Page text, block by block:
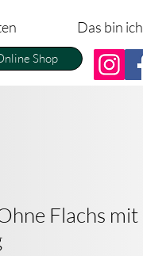
Das bin ich
Shop
Flachs mit